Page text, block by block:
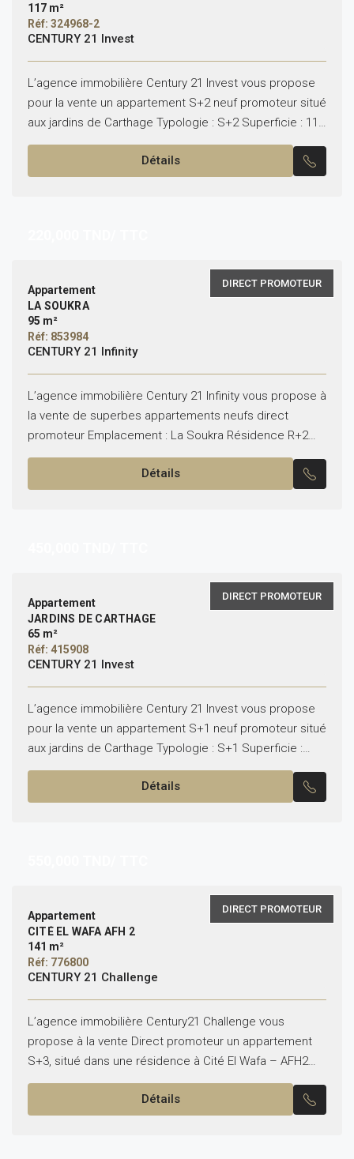
117 m²
Réf: 324968-2
CENTURY 21 Invest
L’agence immobilière Century 21 Invest vous propose
pour la vente un appartement S+2 neuf promoteur situé
aux jardins de Carthage Typologie : S+2 Superficie : 117
m² Il se compose de :...
Détails
DIRECT PROMOTEUR
Appartement
LA SOUKRA
95 m²
Réf: 853984
CENTURY 21 Infinity
L’agence immobilière Century 21 Infinity vous propose à
la vente de superbes appartements neufs direct
promoteur Emplacement : La Soukra Résidence R+2
avec sous-sol Typologies disponibles : S+1 / S+2 /
Détails
DIRECT PROMOTEUR
Appartement
JARDINS DE CARTHAGE
65 m²
Réf: 415908
CENTURY 21 Invest
L’agence immobilière Century 21 Invest vous propose
pour la vente un appartement S+1 neuf promoteur situé
aux jardins de Carthage Typologie : S+1 Superficie :
65.25 m² Il se compose de :...
Détails
DIRECT PROMOTEUR
Appartement
CITÉ EL WAFA AFH 2
141 m²
Réf: 776800
CENTURY 21 Challenge
L’agence immobilière Century21 Challenge vous
propose à la vente Direct promoteur un appartement
S+3, situé dans une résidence à Cité El Wafa – AFH2
Nabeul. Cet appartement bien conçu comprend : Un...
Détails